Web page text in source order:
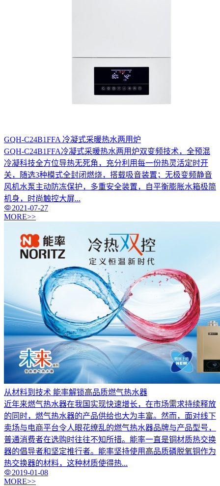
GQH-C24B1FFA 冷凝式采暖热水两用炉
GQH-C24B1FFA冷凝式采暖热水两用炉双变频技术，全预混
冷凝科技全方位导热无死角，充分利用每一份热灵活定时开
关，随选3种模式全封闭燃烧，搭载吸音装置；无极变频静音
风机水泵主动防冻保护，多重安全装置，自平衡膨胀水箱极简
机身，时尚触控大屏...
2021-07-27
MORE>>
从材料到技术 能率解锁高品质燃气热水器
近年来燃气热水器在我国实现快速增长，在市场需求持续释放
的同时，燃气热水器的产品供给也大为丰富。然而，面对线下
卖场与电商平台令人眼花缭乱的燃气热水器品牌与产品型号，
普通消费者在选购时往往不知所措。能率一直是铜材质热交换
器的倡导者和坚定推行者。能率坚持使用高品质磷脱氧铜作为
热交换器的材料，这种材质使得热...
2019-01-08
MORE>>